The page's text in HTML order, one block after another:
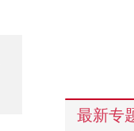
最新专